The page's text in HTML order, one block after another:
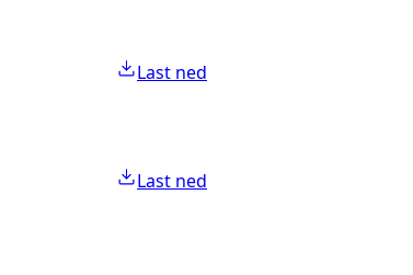
Last ned
Last ned